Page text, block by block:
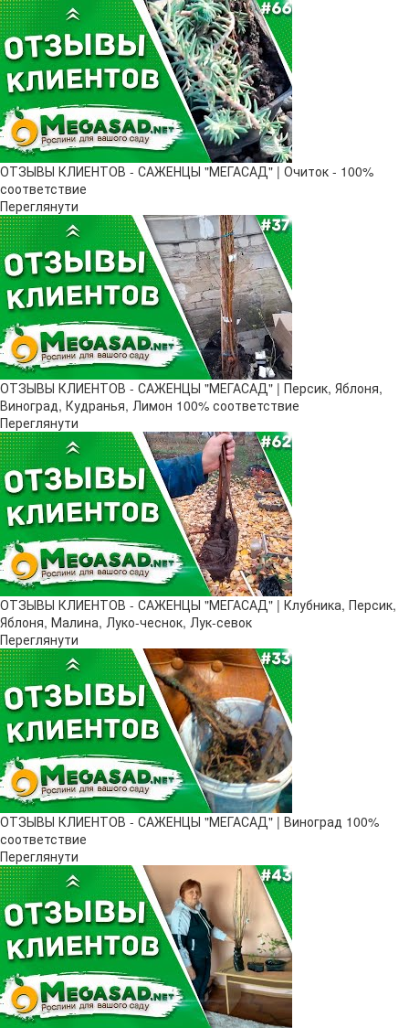
ОТЗЫВЫ КЛИЕНТОВ - САЖЕНЦЫ "МЕГАСАД" | Очиток - 100%
соответствие
Переглянути
ОТЗЫВЫ КЛИЕНТОВ - САЖЕНЦЫ "МЕГАСАД" | Персик, Яблоня,
Виноград, Кудранья, Лимон 100% соответствие
Переглянути
ОТЗЫВЫ КЛИЕНТОВ - САЖЕНЦЫ "МЕГАСАД" | Клубника, Персик,
Яблоня, Малина, Луко-чеснок, Лук-севок
Переглянути
ОТЗЫВЫ КЛИЕНТОВ - САЖЕНЦЫ "МЕГАСАД" | Виноград 100%
соответствие
Переглянути